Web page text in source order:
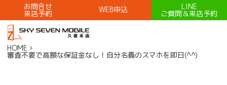
お問合せ
来店予約 WEB申込 LINE
ご質問＆来店予約
HOME
審査不要で高額な保証金なし！自分名義のスマホを即日(^^)